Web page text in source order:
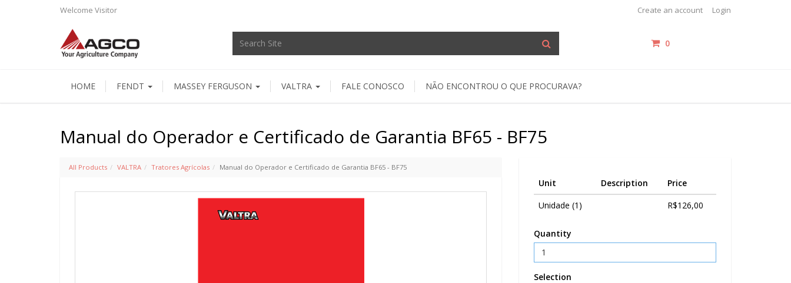
Welcome Visitor Create an account Login
0
HOME FENDT MASSEY FERGUSON VALTRA FALE CONOSCO NÃO ENCONTROU O QUE PROCURAVA?
Manual do Operador e Certificado de Garantia BF65 - BF75
Unit Description
Price
Unidade (1)
R$126,00
Quantity
Selection
All Products VALTRA Tratores Agrícolas Manual do Operador e Certificado de Garantia BF65 - BF75